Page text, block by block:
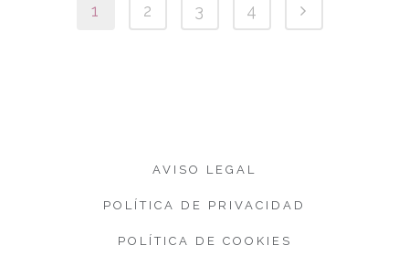
1 2 3 4
AVISO LEGAL
POLÍTICA DE PRIVACIDAD
POLÍTICA DE COOKIES